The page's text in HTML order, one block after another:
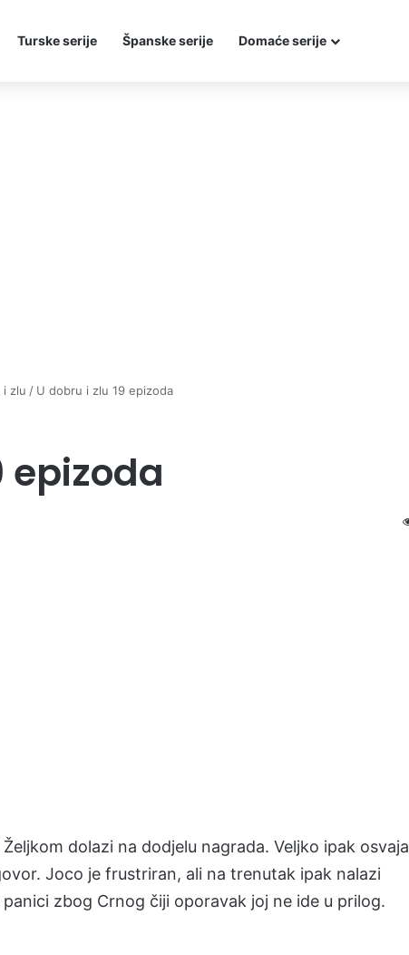
Turske serije Španske serije Domaće serije
i zlu / U dobru i zlu 19 epizoda
epizoda
dolazi na dodjelu nagrada. Veljko ipak osvaja
Joco je frustriran, ali na trenutak ipak nalazi
zbog Crnog čiji oporavak joj ne ide u prilog.